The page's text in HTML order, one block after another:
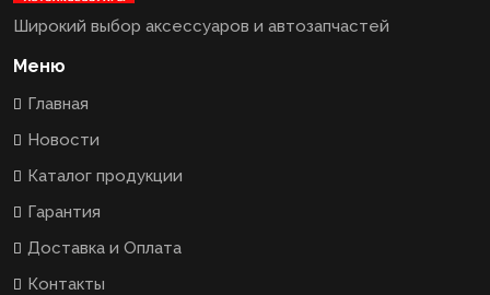
Широкий выбор аксессуаров и автозапчастей
Меню
Главная
Новости
Каталог продукции
Гарантия
Доставка и Оплата
Контакты